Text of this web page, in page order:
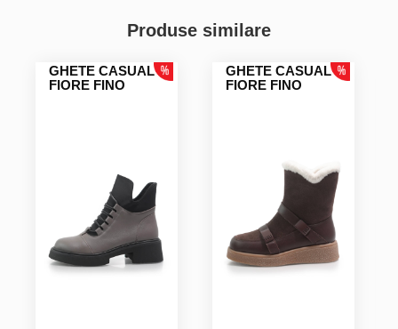
Produse similare
GHETE CASUAL
FIORE FINO
GHETE CASUAL
FIORE FINO